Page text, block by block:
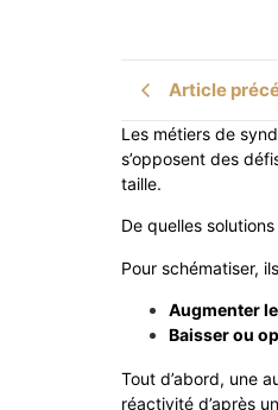
Article
Les métiers de
s’opposent des
taille.
De quelles
Pour schématiser,
Augmenter
Baisser ou
Tout d’abord, une
réactivité d’après